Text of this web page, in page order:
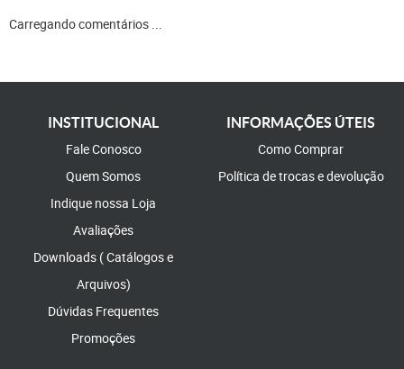
Carregando comentários ...
INSTITUCIONAL
Fale Conosco
Quem Somos
Indique nossa Loja
Avaliações
Downloads ( Catálogos e
Arquivos)
Dúvidas Frequentes
Promoções
INFORMAÇÕES ÚTEIS
Como Comprar
Política de trocas e devolução